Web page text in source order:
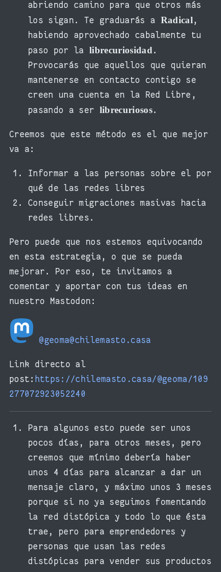
abriendo camino para que otros más
los sigan. Te graduarás a Radical,
habiendo aprovechado cabalmente tu
paso por la librecuriosidad.
Provocarás que aquellos que quieran
mantenerse en contacto contigo se
creen una cuenta en la Red Libre,
pasando a ser librecuriosos.
Creemos que este método es el que mejor
va a:
Informar a las personas sobre el por
qué de las redes libres
Conseguir migraciones masivas hacia
redes libres.
Pero puede que nos estemos equivocando
en esta estrategia, o que se pueda
mejorar. Por eso, te invitamos a
comentar y aportar con tus ideas en
nuestro Mastodon:
@geoma@chilemasto.casa
Link directo al
post: https://chilemasto.casa/@geoma/109
277072923052240
Para algunos esto puede ser unos
pocos días, para otros meses, pero
creemos que mínimo debería haber
unos 4 días para alcanzar a dar un
mensaje claro, y máximo unos 3 meses
porque si no ya seguimos fomentando
la red distópica y todo lo que ésta
trae, pero para emprendedores y
personas que usan las redes
distópicas para vender sus productos